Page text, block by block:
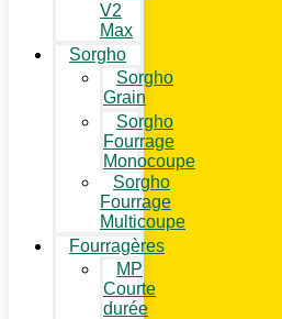
V2
Max
Sorgho
Sorgho
Grain
Sorgho
Fourrage
Monocoupe
Sorgho
Fourrage
Multicoupe
Fourragères
MP
Courte
durée